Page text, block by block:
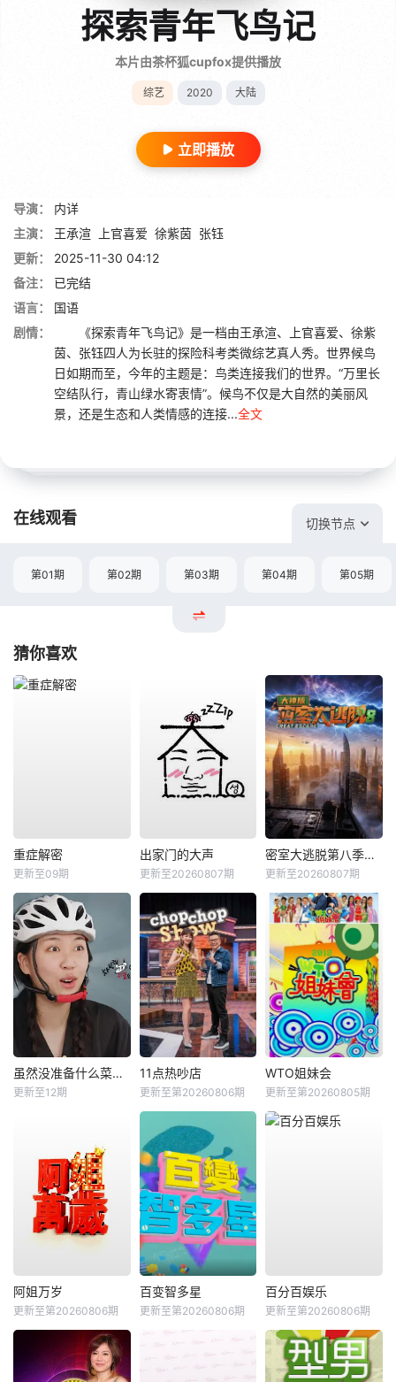
探索青年飞鸟记
本片由茶杯狐cupfox提供播放
综艺 2020 大陆
立即播放
导演：
内详
主演：
王承渲 上官喜爱 徐紫茵 张钰
更新：
2025-11-30 04:12
备注：
已完结
语言：
国语
剧情：
《探索青年飞鸟记》是一档由王承渲、上官喜爱、徐紫
茵、张钰四人为长驻的探险科考类微综艺真人秀。世界候鸟
日如期而至，今年的主题是：鸟类连接我们的世界。“万里长
空结队行，青山绿水寄衷情”。候鸟不仅是大自然的美丽风
景，还是生态和人类情感的连接...全文
在线观看 切换节点
第01期 第02期 第03期 第04期 第05期
猜你喜欢
重症解密
更新至09期
出家门的大声
更新至20260807期
密室大逃脱第八季大神版
更新至20260807期
虽然没准备什么菜第四季
更新至12期
11点热吵店
更新至第20260806期
WTO姐妹会
更新至第20260805期
阿姐万岁
更新至第20260806期
百变智多星
更新至第20260806期
百分百娱乐
更新至第20260806期